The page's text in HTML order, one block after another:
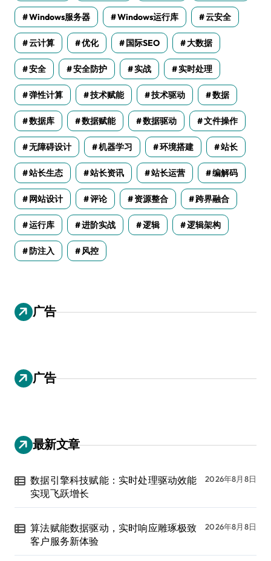
Windows服务器 Windows运行库 云安全
云计算 优化 国际SEO 大数据
安全 安全防护 实战 实时处理
弹性计算 技术赋能 技术驱动 数据
数据库 数据赋能 数据驱动 文件操作
无障碍设计 机器学习 环境搭建 站长
站长生态 站长资讯 站长运营 编解码
网站设计 评论 资源整合 跨界融合
运行库 进阶实战 逻辑 逻辑架构
防注入 风控
广告
广告
最新文章
数据引擎科技赋能：实时处理驱动效能
实现飞跃增长
2026年8月8日
算法赋能数据驱动，实时响应雕琢极致
客户服务新体验
2026年8月8日